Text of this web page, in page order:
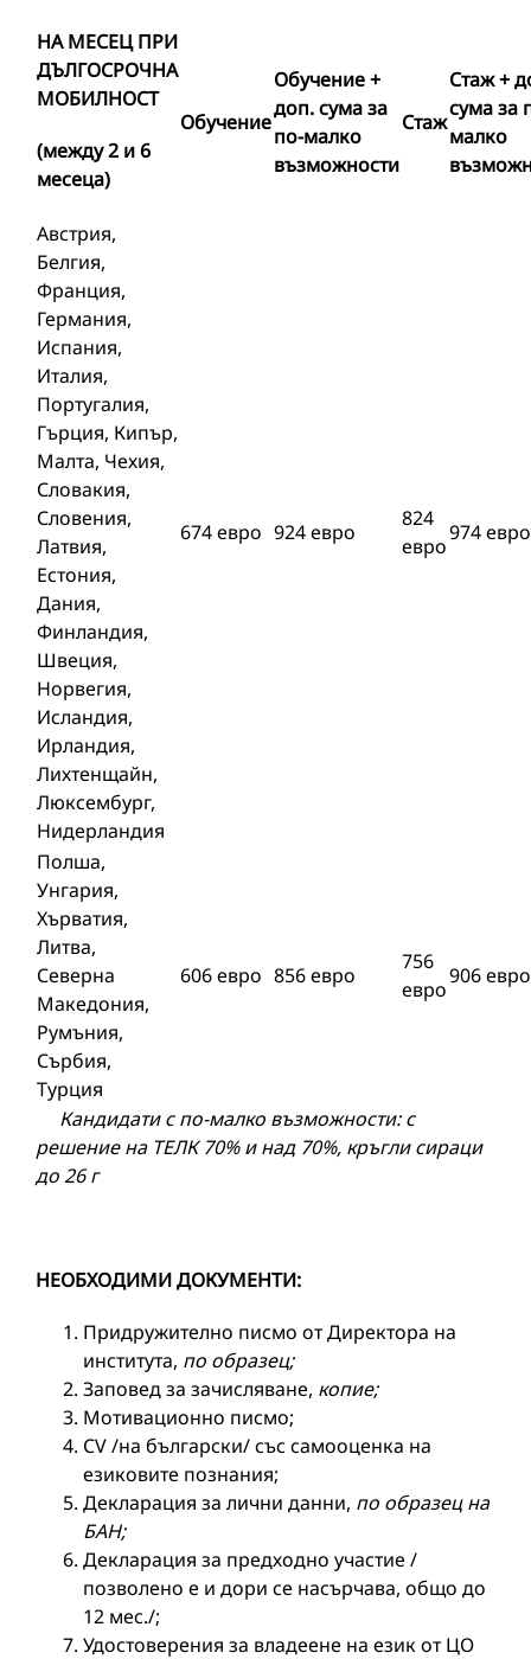
НА МЕСЕЦ ПРИ
ДЪЛГОСРОЧНА
МОБИЛНОСТ
(между 2 и 6
месeца)
Обучение
Обучение +
доп. сума за
по-малко
възможности
Стаж
Стаж +
сума за
малко
Австрия,
Белгия,
Франция,
Германия,
Испания,
Италия,
Португалия,
Гърция, Кипър,
Малта, Чехия,
Словакия,
Словения,
Латвия,
Естония,
Дания,
Финландия,
Швеция,
Норвегия,
Исландия,
Ирландия,
Лихтенщайн,
Люксембург,
Нидерландия
674 евро 924 евро
824
евро
974 евро
Полша,
Унгария,
Хърватия,
Литва,
Северна
Македония,
Румъния,
Сърбия,
Турция
606 евро 856 евро
756
евро
906 евро
Кандидати с по-малко възможности: с
решение на ТЕЛК 70% и над 70%, кръгли сираци
до 26 г
НЕОБХОДИМИ ДОКУМЕНТИ:
Придружително писмо от Директора на
института, по образец;
Заповед за зачисляване, копие;
Мотивационно писмо;
CV /на български/ със самооценка на
езиковите познания;
Декларация за лични данни, по образец на
БАН;
Декларация за предходно участие /
позволено е и дори се насърчава, общо до
12 мес./;
Удостоверения за владеене на език от ЦО